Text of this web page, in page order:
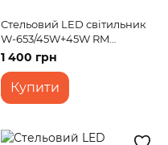
Стельовий LED світильник
W-653/45W+45W RM
WW+NW+CW
1 400 грн
Купити